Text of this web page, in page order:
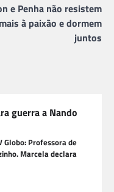
e Penha não resistem
mais à paixão e dormem
juntos
guerra a Nando
Globo: Professora de
Marcela declara